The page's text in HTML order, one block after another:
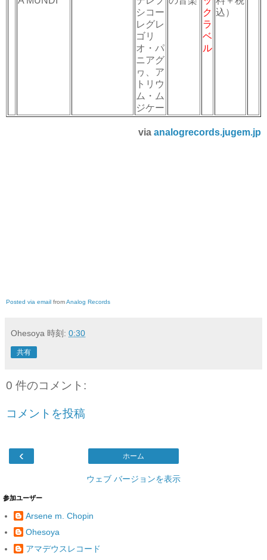
シコー
レグレ
ゴリ
オ・パ
ニアグ
ヮ、ア
トリウ
ム・ム
ジケー
ク
ラ
ベ
ル
込）
via analogrecords.jugem.jp
Posted via email fromAnalog Records
Ohesoya 時刻: 0:30
共有
0 件のコメント:
コメントを投稿
‹ ホーム
ウェブ バージョンを表示
参加ユーザー
Arsene m. Chopin
Ohesoya
アマデウスレコード